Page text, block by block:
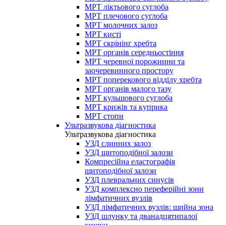
МРТ ліктьового суглоба
МРТ плечового суглоба
МРТ молочних залоз
МРТ кисті
МРТ скрінінг хребта
МРТ органів середньостіння
МРТ черевної порожнини та
заочеревинного простору
МРТ поперекового відділу хребта
МРТ органів малого тазу
МРТ кульшового суглоба
МРТ крижів та куприка
МРТ стопи
Ультразвукова діагностика
Ультразвукова діагностика
УЗД слинних залоз
УЗД щитоподібної залози
Компресійна еластографія
щитоподібної залози
УЗД плевральних синусів
УЗД комплексно переферійні зони
лімфатичних вузлів
УЗД лімфатичних вузлів: шийна зона
УЗД шлунку та дванадцятипалої